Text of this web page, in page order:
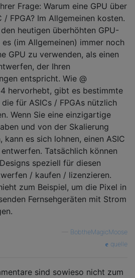
Frage: Warum eine GPU über
/ FPGA? Im Allgemeinen kosten.
heutigen überhöhten GPU-
es (im Allgemeinen) immer noch
GPU zu verwenden, als einen
der Ihren
entspricht. Wie @
hervorhebt, gibt es bestimmte
für ASICs / FPGAs nützlich
Wenn Sie eine einzigartige
und von der Skalierung
kann es sich lohnen, einen ASIC
entwerfen. Tatsächlich können
speziell für diesen
/ kaufen / lizenzieren.
zum Beispiel, um die Pixel in
Fernsehgeräten mit Strom
BobtheMagicMoose
quelle
sind sowieso nicht zum